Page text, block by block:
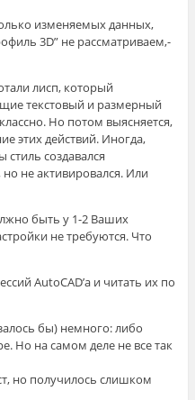
изменяемых данных,
3D” не рассматриваем,-
лисп, который
текстовый и размерный
Но потом выясняется,
этих действий. Иногда,
стиль создавался
не активировался. Или
быть у 1-2 Ваших
не требуются. Что
AutoCAD’a и читать их по
бы) немного: либо
Но на самом деле не все так
но получилось слишком